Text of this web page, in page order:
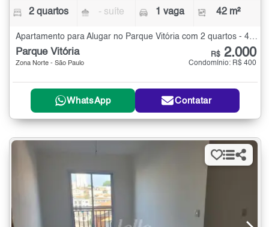
2 quartos - suíte 1 vaga 42 m²
Apartamento para Alugar no Parque Vitória com 2 quartos - 42 m²
Parque Vitória
Zona Norte - São Paulo
R$ 2.000
Condomínio: R$ 400
WhatsApp Contatar